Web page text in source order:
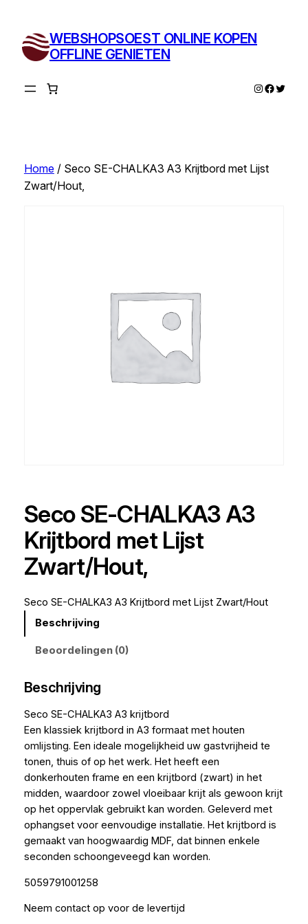
inhoud
WEBSHOPSOEST ONLINE KOPEN
OFFLINE GENIETEN
Instagram
Twitter
Home/ Seco SE-CHALKA3 A3 Krijtbord met Lijst
Zwart/Hout,
Seco SE-CHALKA3 A3
Krijtbord met Lijst
Zwart/Hout,
Seco SE-CHALKA3 A3 Krijtbord met Lijst Zwart/Hout
Beschrijving
Beoordelingen (0)
Beschrijving
Seco SE-CHALKA3 A3 krijtbord
Een klassiek krijtbord in A3 formaat met houten
omlijsting. Een ideale mogelijkheid uw gastvrijheid te
tonen, thuis of op het werk. Het heeft een
donkerhouten frame en een krijtbord (zwart) in het
midden, waardoor zowel vloeibaar krijt als gewoon krijt
op het oppervlak gebruikt kan worden. Geleverd met
ophangset voor eenvoudige installatie. Het krijtbord is
gemaakt van hoogwaardig MDF, dat binnen enkele
seconden schoongeveegd kan worden.
5059791001258
Neem contact op voor de levertijd